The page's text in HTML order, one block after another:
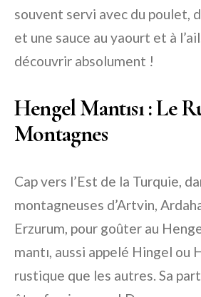
souvent servi avec du poulet,
et une sauce au yaourt et à
découvrir absolument !
Hengel Mantısı : Le
Montagnes
Cap vers l’Est de la Turquie,
montagneuses d’Artvin,
Erzurum, pour goûter au
mantı, aussi appelé Hingel ou
rustique que les autres. Sa